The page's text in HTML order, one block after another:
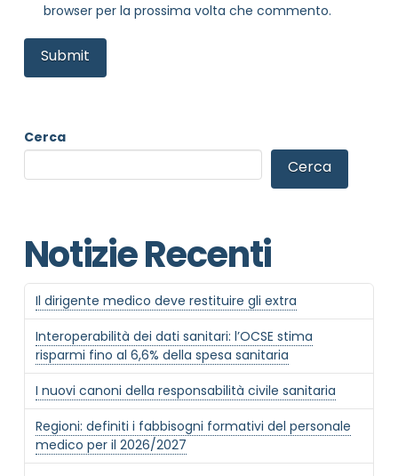
browser per la prossima volta che commento.
Cerca
Cerca
Notizie Recenti
Il dirigente medico deve restituire gli extra
Interoperabilità dei dati sanitari: l’OCSE stima
risparmi fino al 6,6% della spesa sanitaria
I nuovi canoni della responsabilità civile sanitaria
Regioni: definiti i fabbisogni formativi del personale
medico per il 2026/2027
NOME STRUTTURA*
MAIL REFERENTE*
MOTIVO DEL CONTATTO*